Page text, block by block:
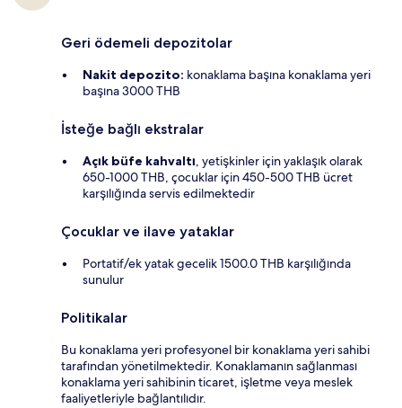
Geri ödemeli depozitolar
Nakit depozito: konaklama başına konaklama yeri
başına 3000 THB
İsteğe bağlı ekstralar
Açık büfe kahvaltı, yetişkinler için yaklaşık olarak
650-1000 THB, çocuklar için 450-500 THB ücret
karşılığında servis edilmektedir
Çocuklar ve ilave yataklar
Portatif/ek yatak gecelik 1500.0 THB karşılığında
sunulur
Politikalar
Bu konaklama yeri profesyonel bir konaklama yeri sahibi
tarafından yönetilmektedir. Konaklamanın sağlanması
konaklama yeri sahibinin ticaret, işletme veya meslek
faaliyetleriyle bağlantılıdır.